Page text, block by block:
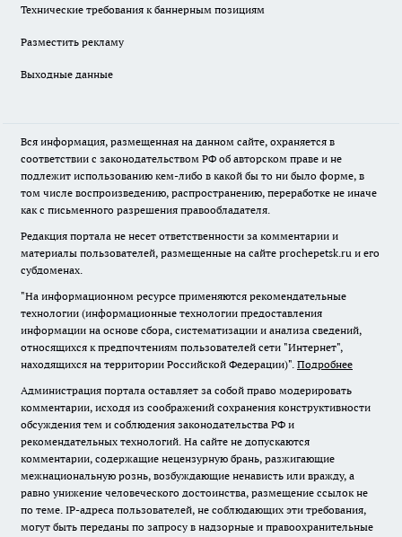
Технические требования к баннерным позициям
Разместить рекламу
Выходные данные
Вся информация, размещенная на данном сайте, охраняется в
соответствии с законодательством РФ об авторском праве и не
подлежит использованию кем-либо в какой бы то ни было форме, в
том числе воспроизведению, распространению, переработке не иначе
как с письменного разрешения правообладателя.
Редакция портала не несет ответственности за комментарии и
материалы пользователей, размещенные на сайте prochepetsk.ru и его
субдоменах.
"На информационном ресурсе применяются рекомендательные
технологии (информационные технологии предоставления
информации на основе сбора, систематизации и анализа сведений,
относящихся к предпочтениям пользователей сети "Интернет",
находящихся на территории Российской Федерации)". Подробнее
Администрация портала оставляет за собой право модерировать
комментарии, исходя из соображений сохранения конструктивности
обсуждения тем и соблюдения законодательства РФ и
рекомендательных технологий. На сайте не допускаются
комментарии, содержащие нецензурную брань, разжигающие
межнациональную рознь, возбуждающие ненависть или вражду, а
равно унижение человеческого достоинства, размещение ссылок не
по теме. IP-адреса пользователей, не соблюдающих эти требования,
могут быть переданы по запросу в надзорные и правоохранительные